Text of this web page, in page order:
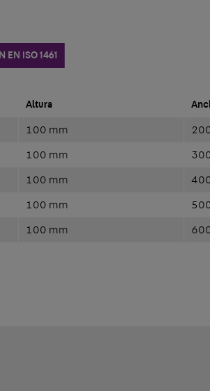
ISO 1461
Altura
100 mm
100 mm
100 mm
100 mm
100 mm